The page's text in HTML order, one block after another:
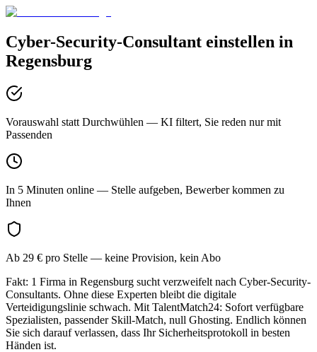
Cyber-Security-Consultant einstellen in
Regensburg
Vorauswahl statt Durchwühlen — KI filtert, Sie reden nur mit
Passenden
In 5 Minuten online — Stelle aufgeben, Bewerber kommen zu
Ihnen
Ab 29 € pro Stelle — keine Provision, kein Abo
Fakt: 1 Firma in Regensburg sucht verzweifelt nach Cyber-Security-
Consultants. Ohne diese Experten bleibt die digitale
Verteidigungslinie schwach. Mit TalentMatch24: Sofort verfügbare
Spezialisten, passender Skill-Match, null Ghosting. Endlich können
Sie sich darauf verlassen, dass Ihr Sicherheitsprotokoll in besten
Händen ist.